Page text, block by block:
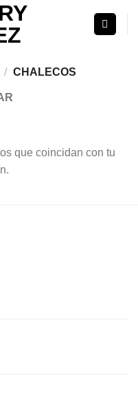
/ CHALECOS
que coincidan con tu